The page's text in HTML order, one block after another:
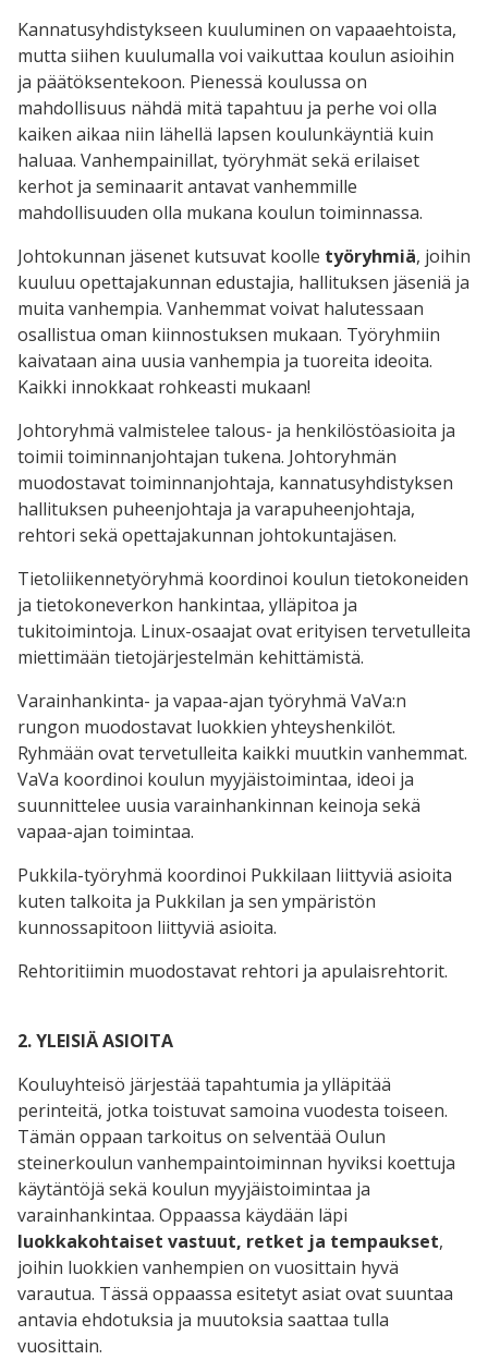
Kannatusyhdistykseen kuuluminen on vapaaehtoista,
mutta siihen kuulumalla voi vaikuttaa koulun asioihin
ja päätöksentekoon. Pienessä koulussa on
mahdollisuus nähdä mitä tapahtuu ja perhe voi olla
kaiken aikaa niin lähellä lapsen koulunkäyntiä kuin
haluaa. Vanhempainillat, työryhmät sekä erilaiset
kerhot ja seminaarit antavat vanhemmille
mahdollisuuden olla mukana koulun toiminnassa.
Johtokunnan jäsenet kutsuvat koolle työryhmiä, joihin
kuuluu opettajakunnan edustajia, hallituksen jäseniä ja
muita vanhempia. Vanhemmat voivat halutessaan
osallistua oman kiinnostuksen mukaan. Työryhmiin
kaivataan aina uusia vanhempia ja tuoreita ideoita.
Kaikki innokkaat rohkeasti mukaan!
Johtoryhmä valmistelee talous- ja henkilöstöasioita ja
toimii toiminnanjohtajan tukena. Johtoryhmän
muodostavat toiminnanjohtaja, kannatusyhdistyksen
hallituksen puheenjohtaja ja varapuheenjohtaja,
rehtori sekä opettajakunnan johtokuntajäsen.
Tietoliikennetyöryhmä koordinoi koulun tietokoneiden
ja tietokoneverkon hankintaa, ylläpitoa ja
tukitoimintoja. Linux-osaajat ovat erityisen tervetulleita
miettimään tietojärjestelmän kehittämistä.
Varainhankinta- ja vapaa-ajan työryhmä VaVa:n
rungon muodostavat luokkien yhteyshenkilöt.
Ryhmään ovat tervetulleita kaikki muutkin vanhemmat.
VaVa koordinoi koulun myyjäistoimintaa, ideoi ja
suunnittelee uusia varainhankinnan keinoja sekä
vapaa-ajan toimintaa.
Pukkila-työryhmä koordinoi Pukkilaan liittyviä asioita
kuten talkoita ja Pukkilan ja sen ympäristön
kunnossapitoon liittyviä asioita.
Rehtoritiimin muodostavat rehtori ja apulaisrehtorit.
2. YLEISIÄ ASIOITA
Kouluyhteisö järjestää tapahtumia ja ylläpitää
perinteitä, jotka toistuvat samoina vuodesta toiseen.
Tämän oppaan tarkoitus on selventää Oulun
steinerkoulun vanhempaintoiminnan hyviksi koettuja
käytäntöjä sekä koulun myyjäistoimintaa ja
varainhankintaa. Oppaassa käydään läpi
luokkakohtaiset vastuut, retket ja tempaukset,
joihin luokkien vanhempien on vuosittain hyvä
varautua. Tässä oppaassa esitetyt asiat ovat suuntaa
antavia ehdotuksia ja muutoksia saattaa tulla
vuosittain.